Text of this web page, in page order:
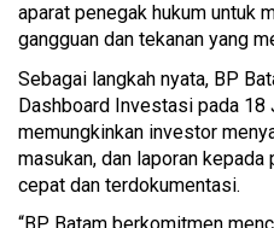
aparat penegak hukum untuk
gangguan dan tekanan yang
Sebagai langkah nyata, BP
Dashboard Investasi pada 18
memungkinkan investor
masukan, dan laporan
cepat dan terdokumentasi.